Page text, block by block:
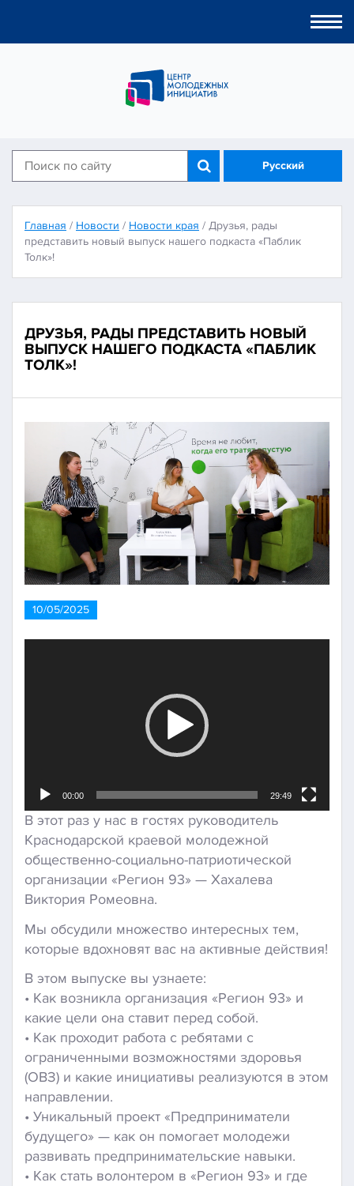
Русский
Главная / Новости / Новости края / Друзья, рады
представить новый выпуск нашего подкаста «Паблик
Толк»!
ДРУЗЬЯ, РАДЫ ПРЕДСТАВИТЬ НОВЫЙ
ВЫПУСК НАШЕГО ПОДКАСТА «ПАБЛИК
ТОЛК»!
10/05/2025
00:00 29:49
В этот раз у нас в гостях руководитель
Краснодарской краевой молодежной
общественно-социально-патриотической
организации «Регион 93» — Хахалева
Виктория Ромеовна.
Мы обсудили множество интересных тем,
которые вдохновят вас на активные действия!
В этом выпуске вы узнаете:
• Как возникла организация «Регион 93» и
какие цели она ставит перед собой.
• Как проходит работа с ребятами с
ограниченными возможностями здоровья
(ОВЗ) и какие инициативы реализуются в этом
направлении.
• Уникальный проект «Предприниматели
будущего» — как он помогает молодежи
развивать предпринимательские навыки.
• Как стать волонтером в «Регион 93» и где